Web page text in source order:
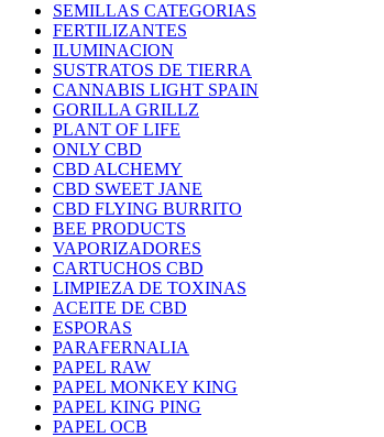
SEMILLAS CATEGORIAS
FERTILIZANTES
ILUMINACION
SUSTRATOS DE TIERRA
CANNABIS LIGHT SPAIN
GORILLA GRILLZ
PLANT OF LIFE
ONLY CBD
CBD ALCHEMY
CBD SWEET JANE
CBD FLYING BURRITO
BEE PRODUCTS
VAPORIZADORES
CARTUCHOS CBD
LIMPIEZA DE TOXINAS
ACEITE DE CBD
ESPORAS
PARAFERNALIA
PAPEL RAW
PAPEL MONKEY KING
PAPEL KING PING
PAPEL OCB